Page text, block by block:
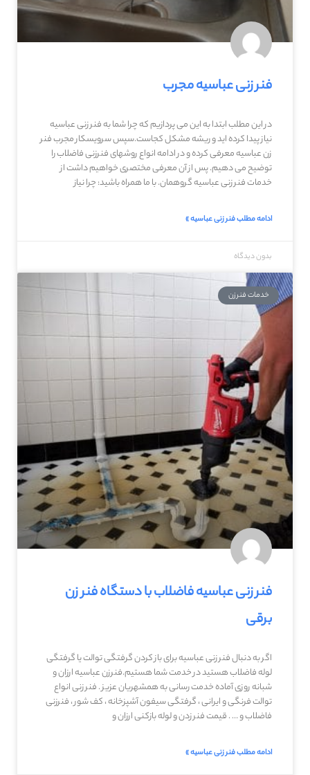
فنر زنی عباسیه مجرب
در این مطلب ابتدا به این می پردازیم که چرا شما به فنر زنی عباسیه
نیاز پیدا کرده اید و ریشه مشکل کجاست.سپس سرویسکار مجرب فنر
زن عباسیه معرفی کرده و در ادامه انواع روشهای فنرزنی فاضلاب را
توضیح می دهیم. پس از آن معرفی مختصری خواهیم داشت از
خدمات فنر زنی عباسیه گروهمان. با ما همراه باشید: چرا نیاز
ادامه مطلب فنر زنی عباسیه »
بدون دیدگاه
خدمات فنرزن
فنر زنی عباسیه فاضلاب با دستگاه فنر زن
برقی
اگر به دنبال فنر زنی عباسیه برای باز کردن گرفتگی توالت یا گرفتگی
لوله فاضلاب هستید در خدمت شما هستیم.فنرزن عباسیه ارزان و
شبانه روزی آماده خدمت رسانی به همشهریان عزیز . فنر زنی انواع
توالت فرنگی و ایرانی ، گرفتگی سیفون آشپزخانه ، کف شور ، فنرزنی
فاضلاب و … . قیمت فنر زدن و لوله بازکنی ارزان و
ادامه مطلب فنر زنی عباسیه »